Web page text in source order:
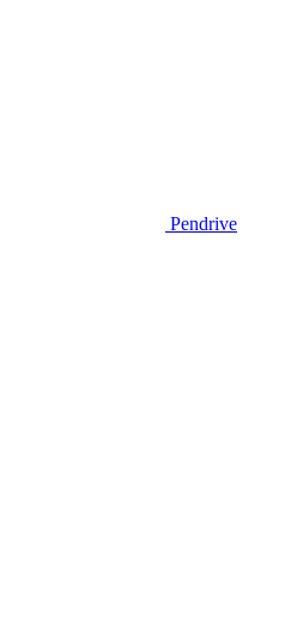
Pendrive